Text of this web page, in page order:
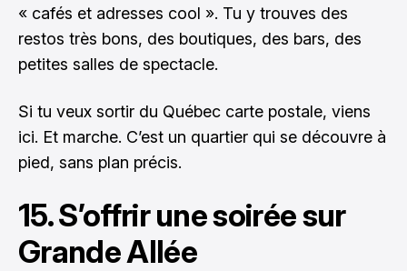
« cafés et adresses cool ». Tu y trouves des
restos très bons, des boutiques, des bars, des
petites salles de spectacle.
Si tu veux sortir du Québec carte postale, viens
ici. Et marche. C’est un quartier qui se découvre à
pied, sans plan précis.
15. S’offrir une soirée sur
Grande Allée